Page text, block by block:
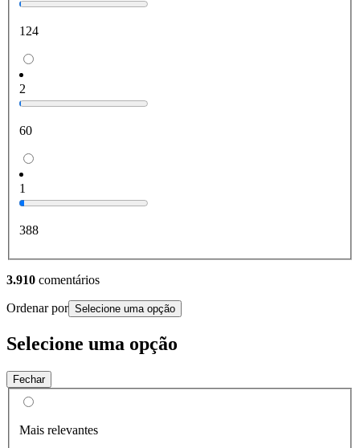
124
2
60
1
388
3.910 comentários
Ordenar por Selecione uma opção
Selecione uma opção
Fechar
Mais relevantes